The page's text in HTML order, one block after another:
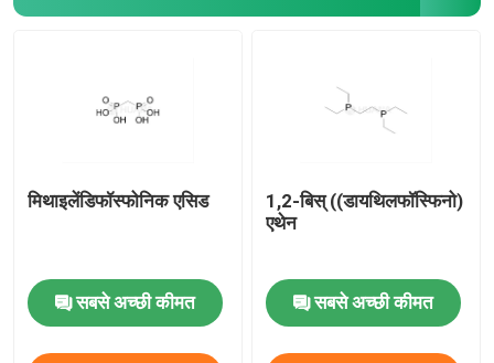
मिथाइलेंडिफॉस्फोनिक एसिड
सबसे अच्छी कीमत
1,2-बिस् ((डायथिलफॉस्फिनो)
एथेन
सबसे अच्छी कीमत